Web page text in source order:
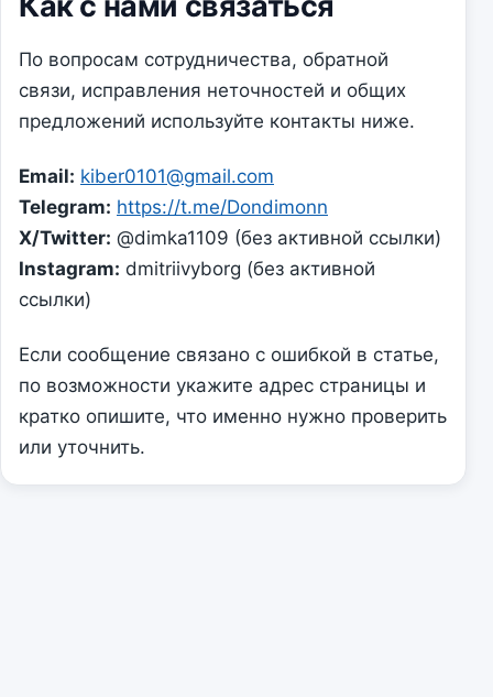
По вопросам сотрудничества, обратной
связи, исправления неточностей и общих
предложений используйте контакты ниже.
Email: kiber0101@gmail.com
Telegram: https://t.me/Dondimonn
X/Twitter: @dimka1109 (без активной ссылки)
Instagram: dmitriivyborg (без активной
ссылки)
Если сообщение связано с ошибкой в статье,
по возможности укажите адрес страницы и
кратко опишите, что именно нужно проверить
или уточнить.